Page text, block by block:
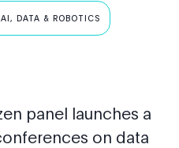
DATA & ROBOTICS
panel launches a
on data